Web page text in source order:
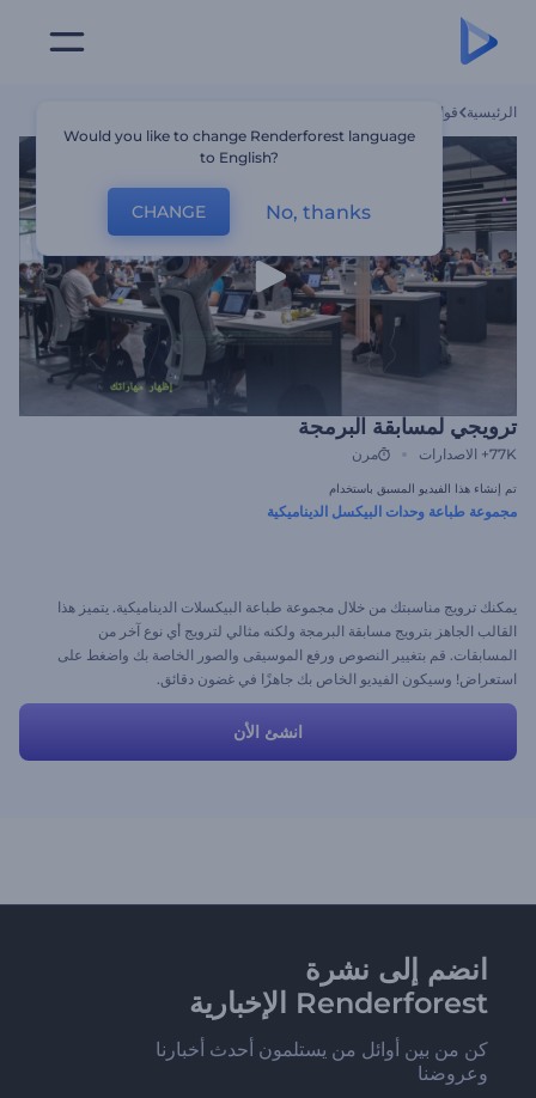
الرئيسية قوالب
ترويجي لمسابقة البرمجة
77K+ الاصدارات مرن
تم إنشاء هذا الفيديو المسبق باستخدام
مجموعة طباعة وحدات البيكسل الديناميكية
يمكنك ترويج مناسبتك من خلال مجموعة طباعة البيكسلات الديناميكية. يتميز هذا
القالب الجاهز بترويج مسابقة البرمجة ولكنه مثالي لترويج أي نوع آخر من
المسابقات. قم بتغيير النصوص ورفع الموسيقى والصور الخاصة بك واضغط على
استعراض! وسيكون الفيديو الخاص بك جاهزًا في غضون دقائق.
انشئ الأن
انضم إلى نشرة
Renderforest الإخبارية
كن من بين أوائل من يستلمون أحدث أخبارنا
وعروضنا
Would you like to change Renderforest language
to English?
CHANGE No, thanks